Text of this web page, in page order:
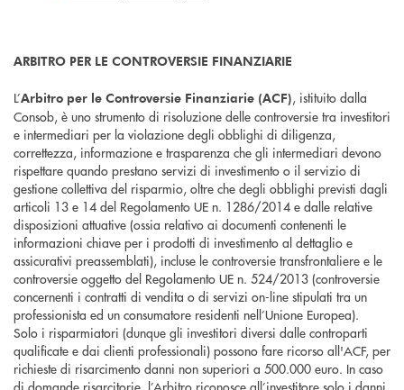
ARBITRO PER LE CONTROVERSIE FINANZIARIE
L’Arbitro per le Controversie Finanziarie (ACF), istituito dalla
Consob, è uno strumento di risoluzione delle controversie tra investitori
e intermediari per la violazione degli obblighi di diligenza,
correttezza, informazione e trasparenza che gli intermediari devono
rispettare quando prestano servizi di investimento o il servizio di
gestione collettiva del risparmio, oltre che degli obblighi previsti dagli
articoli 13 e 14 del Regolamento UE n. 1286/2014 e dalle relative
disposizioni attuative (ossia relativo ai documenti contenenti le
informazioni chiave per i prodotti di investimento al dettaglio e
assicurativi preassemblati), incluse le controversie transfrontaliere e le
controversie oggetto del Regolamento UE n. 524/2013 (controversie
concernenti i contratti di vendita o di servizi on-line stipulati tra un
professionista ed un consumatore residenti nell’Unione Europea).
Solo i risparmiatori (dunque gli investitori diversi dalle controparti
qualificate e dai clienti professionali) possono fare ricorso all'ACF, per
richieste di risarcimento danni non superiori a 500.000 euro. In caso
di domande risarcitorie, l’Arbitro riconosce all’investitore solo i danni